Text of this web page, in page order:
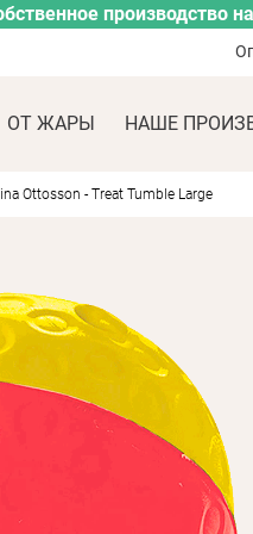
производство
ОТ ЖАРЫ НАШЕ
Ottosson - Treat Tumble Large